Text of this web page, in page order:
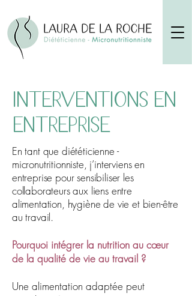
Interventions en
entreprise
En tant que diététicienne -
micronutritionniste, j’interviens en
entreprise pour sensibiliser les
collaborateurs aux liens entre
alimentation, hygiène de vie et bien-être
au travail.
Pourquoi intégrer la nutrition au cœur
de la qualité de vie au travail ?
Une alimentation adaptée peut